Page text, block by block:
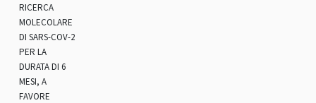
RICERCA
MOLECOLARE
DI SARS-COV-2
PER LA
DURATA DI 6
MESI, A
FAVORE